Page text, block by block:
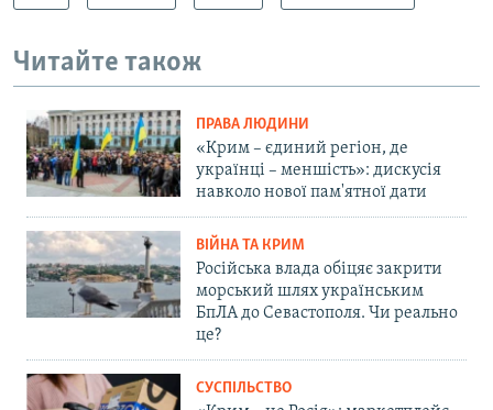
Читайте також
ПРАВА ЛЮДИНИ
«Крим – єдиний регіон, де
українці – меншість»: дискусія
навколо нової пам'ятної дати
ВІЙНА ТА КРИМ
Російська влада обіцяє закрити
морський шлях українським
БпЛА до Севастополя. Чи реально
це?
СУСПІЛЬСТВО